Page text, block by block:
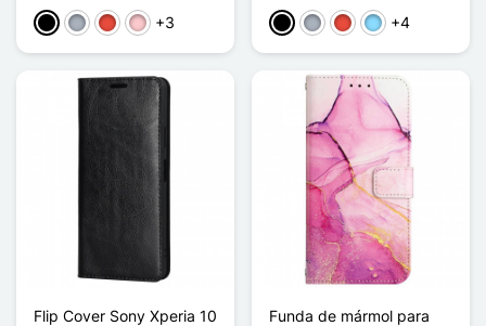
NegroGris RojoRosa+3 NegroGris RojoAzul claro
+4
Flip Cover Sony Xperia 10
Funda de mármol para